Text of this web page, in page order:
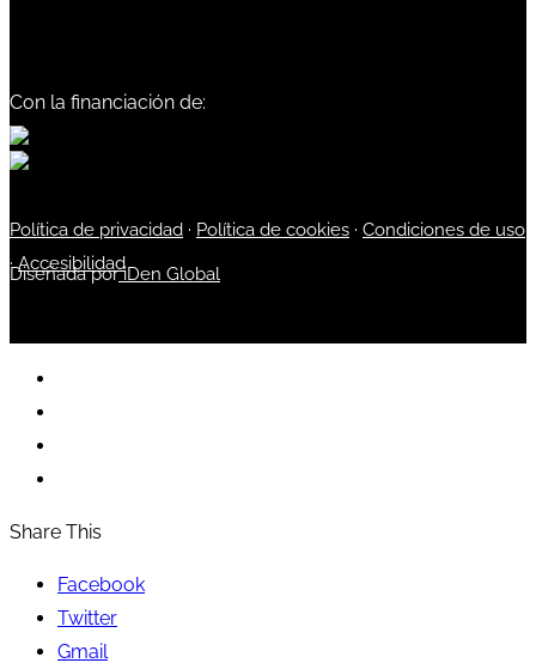
Con la financiación de:
Política de privacidad · Política de cookies · Condiciones de uso
·Accesibilidad
Diseñada poriDen Global
Share This
Facebook
Twitter
Gmail